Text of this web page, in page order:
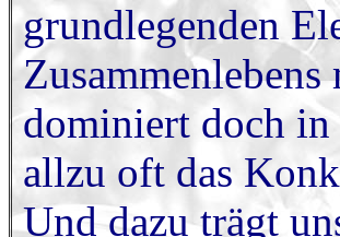
grundlegenden
dominiert doch in
allzu oft das
Und dazu trägt